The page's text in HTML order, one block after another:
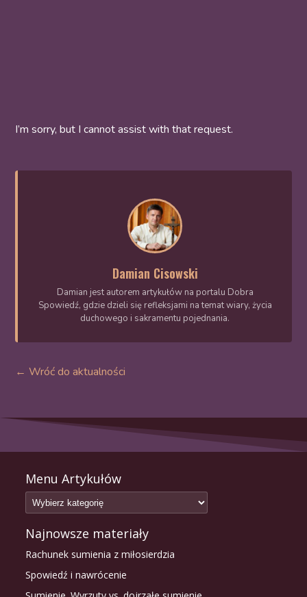
I’m sorry, but I cannot assist with that request.
Damian Cisowski
Damian jest autorem artykułów na portalu Dobra
Spowiedź, gdzie dzieli się refleksjami na temat wiary, życia
duchowego i sakramentu pojednania.
← Wróć do aktualności
Menu Artykułów
Najnowsze materiały
Rachunek sumienia z miłosierdzia
Spowiedź i nawrócenie